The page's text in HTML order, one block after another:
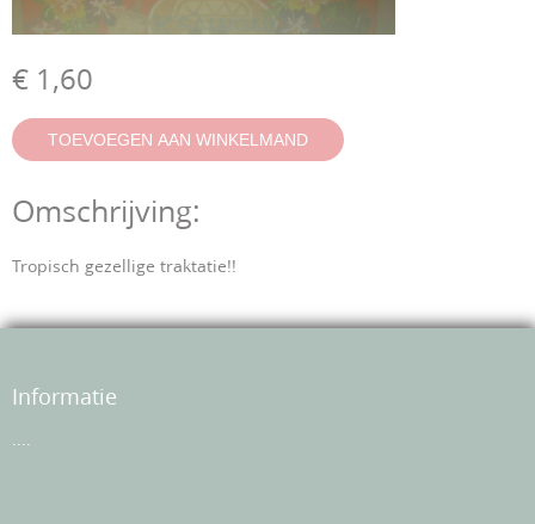
€ 1,60
Omschrijving:
Tropisch gezellige traktatie!!
Informatie
....